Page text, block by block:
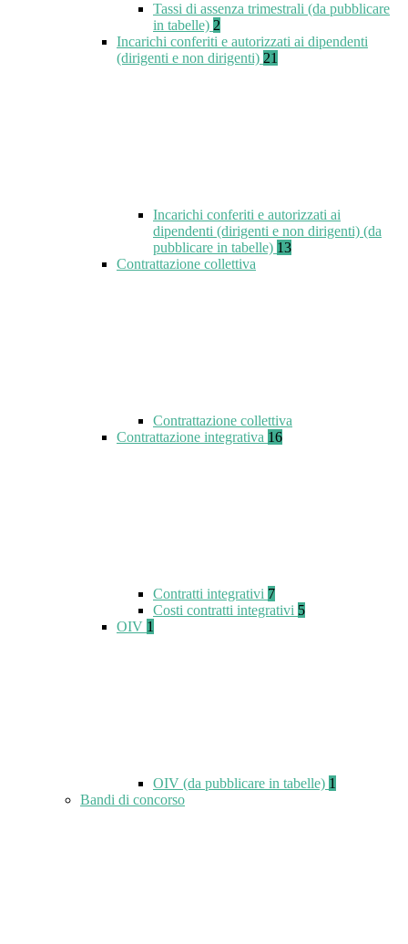
Tassi di assenza trimestrali (da pubblicare
in tabelle) 2
Incarichi conferiti e autorizzati ai dipendenti
(dirigenti e non dirigenti) 21
Incarichi conferiti e autorizzati ai
dipendenti (dirigenti e non dirigenti) (da
pubblicare in tabelle) 13
Contrattazione collettiva
Contrattazione collettiva
Contrattazione integrativa 16
Contratti integrativi 7
Costi contratti integrativi 5
OIV 1
OIV (da pubblicare in tabelle) 1
Bandi di concorso